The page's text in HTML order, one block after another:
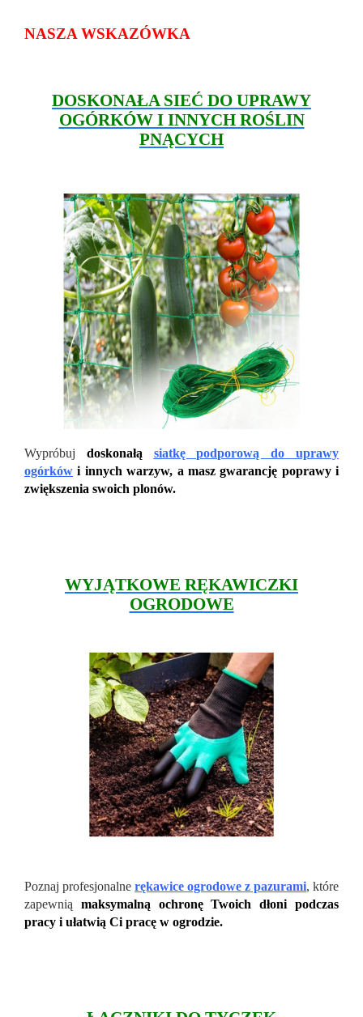
NASZA WSKAZÓWKA
DOSKONAŁA SIEĆ DO UPRAWY
OGÓRKÓW I INNYCH ROŚLIN
PNĄCYCH
Wypróbuj doskonałą
siatkę podporową do uprawy
ogórków i innych warzyw, a masz gwarancję poprawy i
zwiększenia swoich plonów.
WYJĄTKOWE RĘKAWICZKI
OGRODOWE
Poznaj profesjonalne rękawice ogrodowe z pazurami, które
zapewnią maksymalną ochronę Twoich dłoni podczas
pracy i ułatwią Ci pracę w ogrodzie.